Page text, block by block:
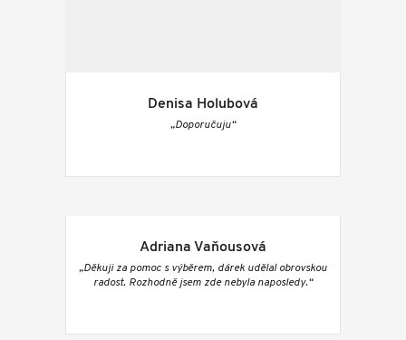
Denisa Holubová
„Doporučuju“
Adriana Vaňousová
„Děkuji za pomoc s výběrem, dárek udělal obrovskou
radost. Rozhodně jsem zde nebyla naposledy.“